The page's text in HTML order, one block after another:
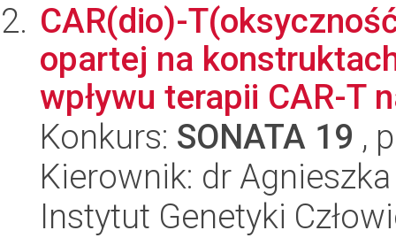
CAR(dio)-
opartej na
wpływu terapii CAR-T
Konkurs: SONATA 19 ,
Kierownik: dr
Instytut Genetyki